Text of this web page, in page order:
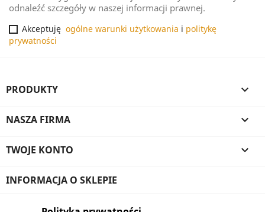
odnaleźć szczegóły w naszej informacji prawnej.
Akceptuję ogólne warunki użytkowania i politykę
prywatności
PRODUKTY 
NASZA FIRMA 
TWOJE KONTO 
INFORMACJA O SKLEPIE